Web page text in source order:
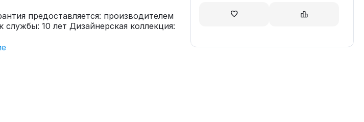
предоставляется: производителем
службы: 10 лет Дизайнерская коллекция: